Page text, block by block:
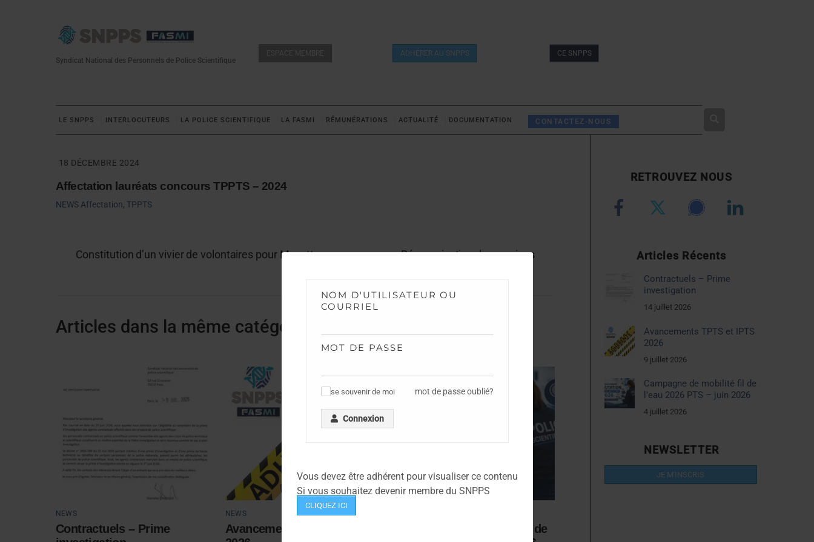
NOM D'UTILISATEUR OU
COURRIEL
MOT DE PASSE
se souvenir de moi mot de passe oublié?
Connexion
Vous devez être adhérent pour visualiser ce contenu
Si vous souhaitez devenir membre du SNPPS
CLIQUEZ ICI
Syndicat National des Personnels de Police Scientifique
LE SNPPS INTERLOCUTEURS LA POLICE SCIENTIFIQUE LA FASMI RÉMUNÉRATIONS ACTUALITÉ DOCUMENTATION CONTACTEZ-NOUS
ESPACE MEMBRE ADHÉRER AU SNPPS CE SNPPS
18 DÉCEMBRE 2024
Affectation lauréats concours TPPTS – 2024
NEWS Affectation, TPPTS
Constitution d’un vivier de volontaires pour Mayotte Réorganisation des services
Articles dans la même catégorie
NEWS
Contractuels – Prime
NEWS
Avancements TPTS et IPTS
Campagne de mobilité fil de
RETROUVEZ NOUS
Articles Récents
Contractuels – Prime
investigation
14 juillet 2026
Avancements TPTS et IPTS
2026
9 juillet 2026
Campagne de mobilité fil de
l’eau 2026 PTS – juin 2026
4 juillet 2026
NEWSLETTER
JE M'INSCRIS